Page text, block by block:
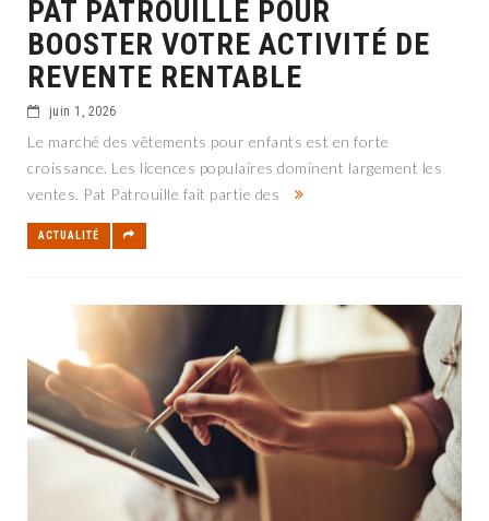
PAT PATROUILLE POUR
BOOSTER VOTRE ACTIVITÉ DE
REVENTE RENTABLE
juin 1, 2026
Le marché des vêtements pour enfants est en forte
croissance. Les licences populaires dominent largement les
ventes. Pat Patrouille fait partie des
ACTUALITÉ